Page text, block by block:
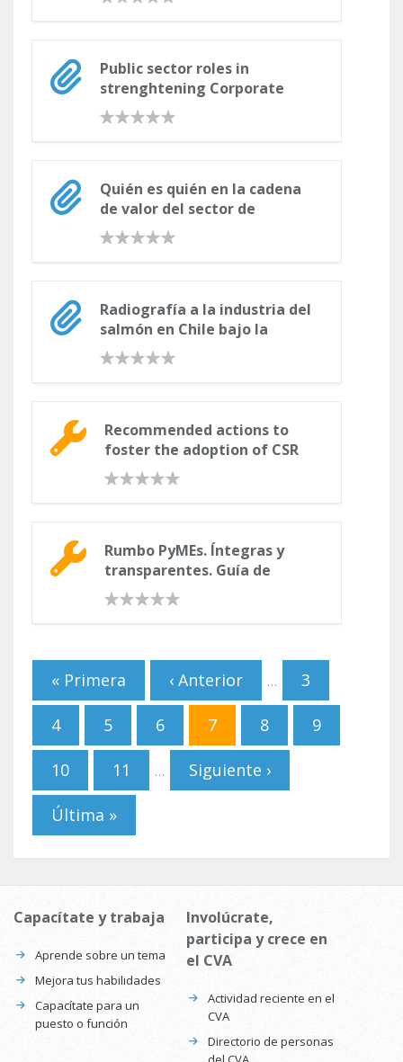
trabajo decente en el
Public sector roles in
strenghtening Corporate
Social Responsibility: Taking
stock
Quién es quién en la cadena
de valor del sector de
indumentaria textil, hacia
una solución conjunta en el
Radiografía a la industria del
salmón en Chile bajo la
mirada de estándares de RSE
Recommended actions to
foster the adoption of CSR
practices in SMEs
Rumbo PyMEs. Íntegras y
transparentes. Guía de
manejo de la herramienta
Páginas
« Primera ‹ Anterior … 3
4 5 6 7 8 9
10 11 … Siguiente ›
Última »
Capacítate y trabaja
Aprende sobre un tema
Mejora tus habilidades
Capacítate para un
puesto o función
Involúcrate,
participa y crece en
el CVA
Actividad reciente en el
CVA
Directorio de personas